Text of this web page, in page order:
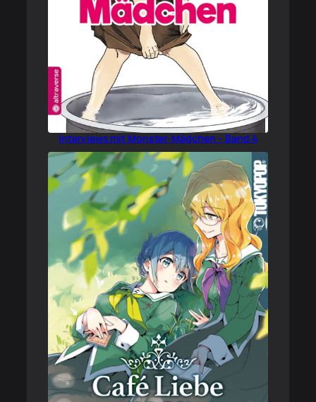
Interviews mit Monster-Mädchen – Band 4